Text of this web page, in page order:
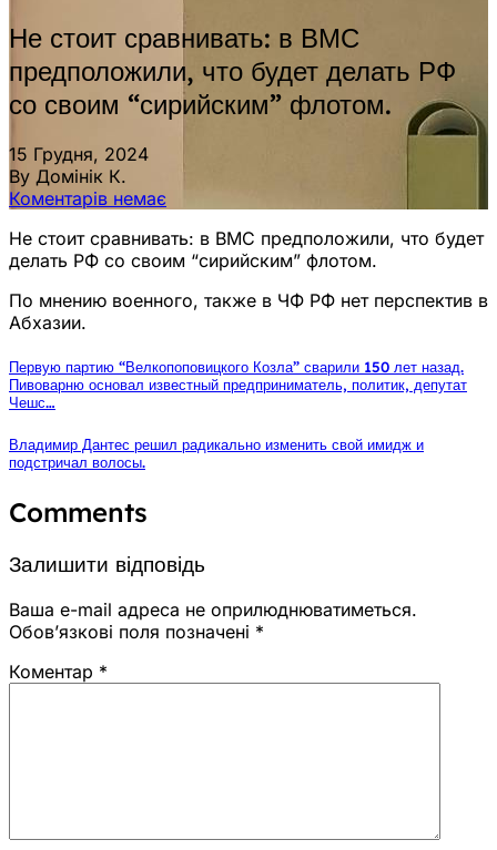
Не стоит сравнивать: в ВМС
предположили, что будет делать РФ
со своим “сирийским” флотом.
15 Грудня, 2024
By Домінік К.
Коментарів немає
Не стоит сравнивать: в ВМС предположили, что будет
делать РФ со своим “сирийским” флотом.
По мнению военного, также в ЧФ РФ нет перспектив в
Абхазии.
Первую партию “Велкопоповицкого Козла” сварили 150 лет назад.
Пивоварню основал известный предприниматель, политик, депутат
Чешс…
Владимир Дантес решил радикально изменить свой имидж и
подстричал волосы.
Comments
Залишити відповідь
Ваша e-mail адреса не оприлюднюватиметься.
Обов’язкові поля позначені *
Коментар *